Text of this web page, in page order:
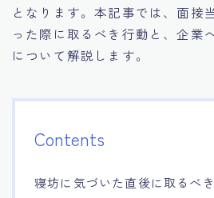
18.転職後の職場に適応するた
となります。本記事では、面接
った際に取るべき行動と、企業
について解説します。
Contents
寝坊に気づいた直後に取るべ